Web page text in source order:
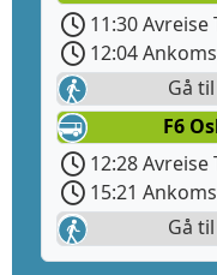
11:30
12:04
Gå
F6
12:28
15:21
Gå